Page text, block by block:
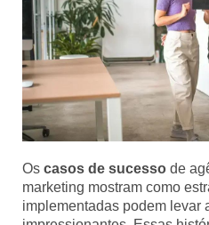
Os casos de sucesso de
marketing mostram como
implementadas podem levar